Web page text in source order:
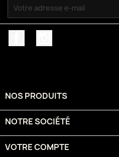
NOS PRODUITS
NOTRE SOCIÉTÉ
VOTRE COMPTE